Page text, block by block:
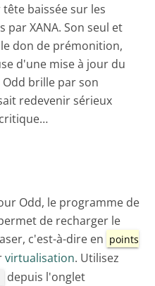
baissée sur les
XANA. Son seul et
don de prémonition,
d'une mise à jour du
brille par son
redevenir sérieux
Odd, le programme de
de recharger le
c'est-à-dire en points
virtualisation. Utilisez
depuis l'onglet